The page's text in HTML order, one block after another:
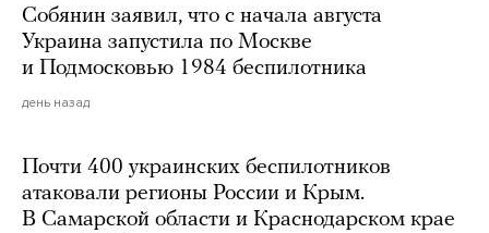
Собянин заявил, что с начала августа
Украина запустила по Москве
и Подмосковью 1984 беспилотника
день назад
Почти 400 украинских беспилотников
атаковали регионы России и Крым.
В Самарской области и Краснодарском крае